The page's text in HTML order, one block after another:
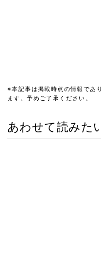
※本記事は掲載時点の情報であ
ます。予めご了承ください。
あわせて読みた